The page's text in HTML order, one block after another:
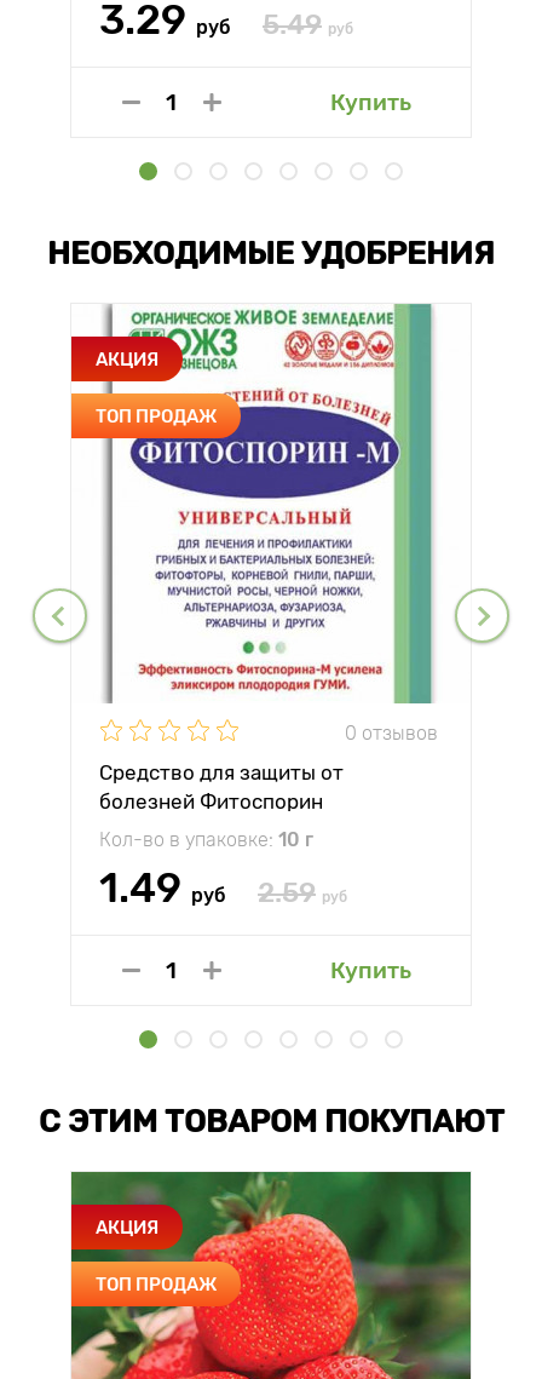
3.29 руб 5.49 руб
Купить
НЕОБХОДИМЫЕ УДОБРЕНИЯ
АКЦИЯ
ТОП ПРОДАЖ
0 отзывов
Средство для защиты от
болезней Фитоспорин
Кол-во в упаковке: 10 г
1.49 руб 2.59 руб
Купить
С ЭТИМ ТОВАРОМ ПОКУПАЮТ
АКЦИЯ
ТОП ПРОДАЖ